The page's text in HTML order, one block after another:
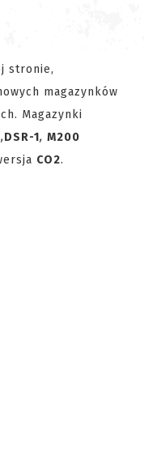
stronie,
magazynków
Magazynki
,DSR-1, M200
CO2.